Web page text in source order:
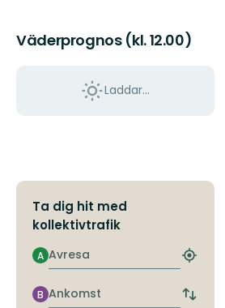
Väderprognos (kl. 12.00)
Laddar...
Ta dig hit med
kollektivtrafik
Avresa
A
Hitta
Ankomst
B
Byt